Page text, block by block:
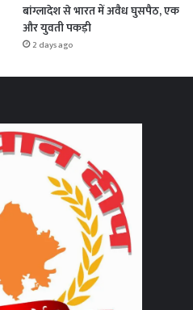
बांग्लादेश से भारत में अवैध घुसपैठ, एक
और युवती पकड़ी
2 days ago